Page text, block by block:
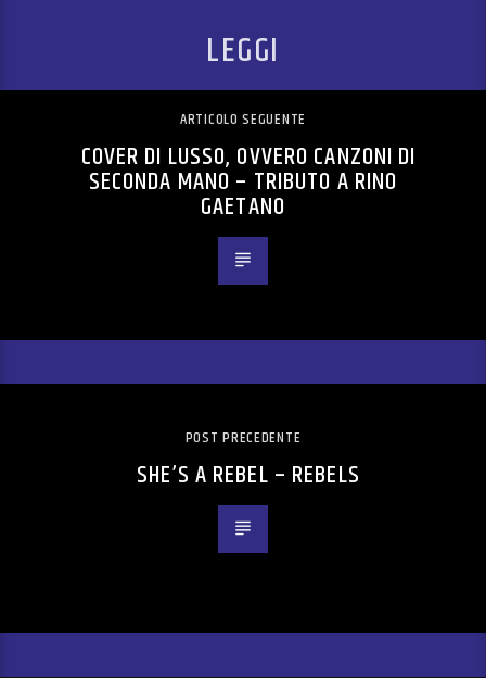
LEGGI
ARTICOLO SEGUENTE
COVER DI LUSSO, OVVERO CANZONI DI
SECONDA MANO – TRIBUTO A RINO
GAETANO
POST PRECEDENTE
SHE’S A REBEL – REBELS